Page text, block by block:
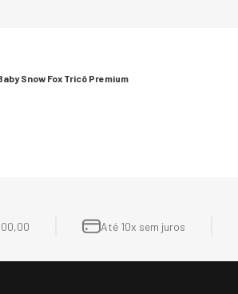
Snow Fox Tricô Premium
Até 10x sem juros